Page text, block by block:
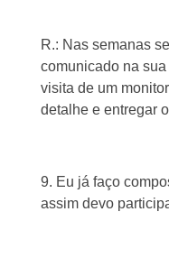
R.: Nas semanas
comunicado na
visita de um
detalhe e entregar
9. Eu já faço
assim devo